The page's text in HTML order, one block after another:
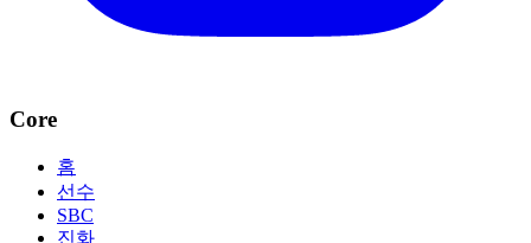
Core
홈
선수
SBC
진화